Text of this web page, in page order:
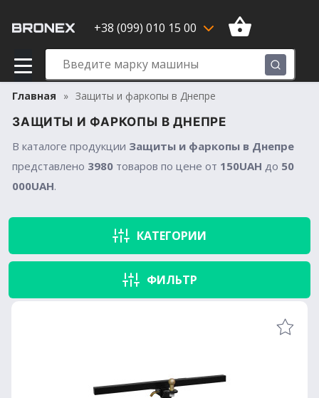
+38 (099) 010 15 00
Главная Защиты и фаркопы в Днепре
ЗАЩИТЫ И ФАРКОПЫ В ДНЕПРЕ
В каталоге продукции Защиты и фаркопы в Днепре
представлено 3980 товаров по цене от 150UAH до 50
000UAH.
КАТЕГОРИИ
ФИЛЬТР